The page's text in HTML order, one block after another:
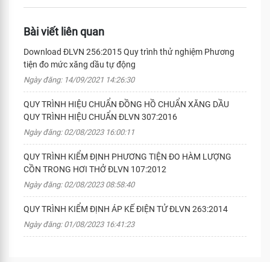
Bài viết liên quan
Download ĐLVN 256:2015 Quy trình thử nghiệm Phương
tiện đo mức xăng dầu tự động
Ngày đăng: 14/09/2021 14:26:30
QUY TRÌNH HIỆU CHUẨN ĐỒNG HỒ CHUẨN XĂNG DẦU
QUY TRÌNH HIỆU CHUẨN ĐLVN 307:2016
Ngày đăng: 02/08/2023 16:00:11
QUY TRÌNH KIỂM ĐỊNH PHƯƠNG TIỆN ĐO HÀM LƯỢNG
CỒN TRONG HƠI THỞ ĐLVN 107:2012
Ngày đăng: 02/08/2023 08:58:40
QUY TRÌNH KIỂM ĐỊNH ÁP KẾ ĐIỆN TỬ ĐLVN 263:2014
Ngày đăng: 01/08/2023 16:41:23